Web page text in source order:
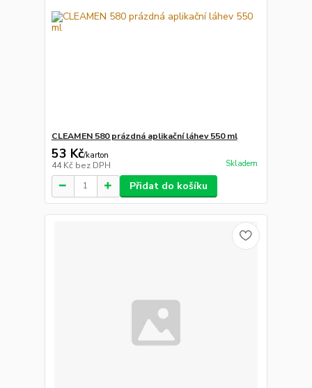
CLEAMEN 580 prázdná aplikační láhev 550 ml
53 Kč/karton
44 Kč bez DPH Skladem
Přidat do košíku